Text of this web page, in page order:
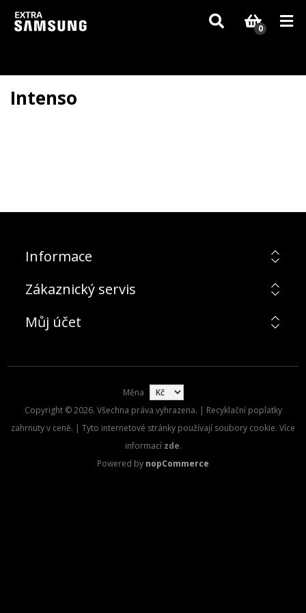
Vzhledem k aktuální situaci se může dodání dílů, které nejsou skladem,
zpozdit. Děkujeme za pochopení.
0
Intenso
Informace
Zákaznický servis
Můj účet
Měna
Copyright © 2026. Všechna práva vyhrazena. | Recyklační poplatky
zahrnuty v ceně. | Tyto internetové stránky používají soubory cookie. Více
informací zde.
Powered by nopCommerce